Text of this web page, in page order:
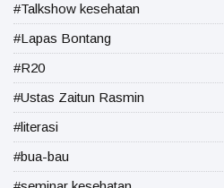
#Talkshow kesehatan
#Lapas Bontang
#R20
#Ustas Zaitun Rasmin
#literasi
#bua-bau